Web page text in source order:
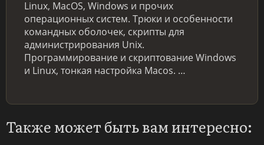
Linux, MacOS, Windows и прочих
операционных систем. Трюки и особенности
командных оболочек, скрипты для
администрирования Unix.
Программирование и скриптование Windows
и Linux, тонкая настройка Macos. …
Также может быть вам интересно: